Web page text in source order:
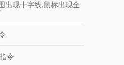
出现十字线,鼠标出现全
令